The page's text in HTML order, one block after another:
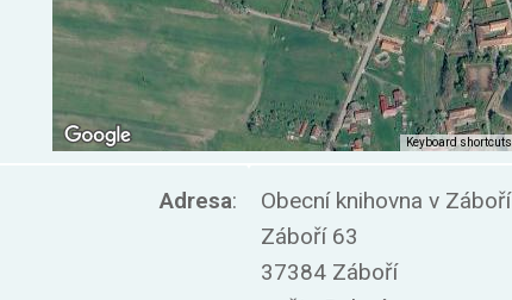
Adresa:
Obecní knihovna v Záboří
Záboří 63
37384 Záboří